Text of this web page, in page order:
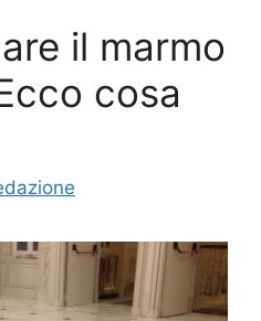
il marmo
cosa